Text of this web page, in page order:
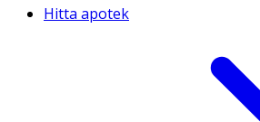
Hitta apotek